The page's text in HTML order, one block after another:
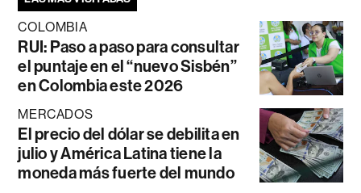
COLOMBIA
RUI: Paso a paso para consultar
el puntaje en el “nuevo Sisbén”
en Colombia este 2026
MERCADOS
El precio del dólar se debilita en
julio y América Latina tiene la
moneda más fuerte del mundo